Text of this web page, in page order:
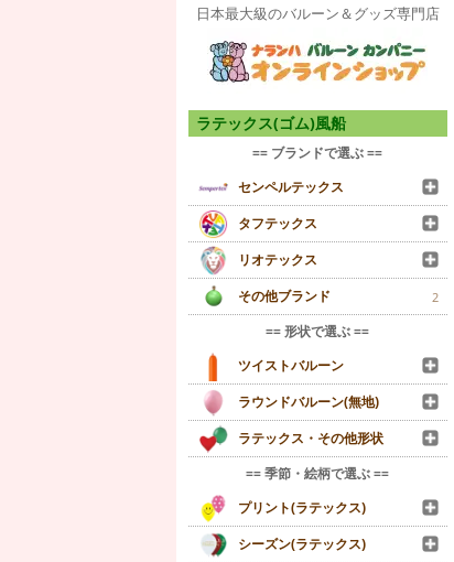
日本最大級のバルーン＆グッズ専門店
ラテックス(ゴム)風船
== ブランドで選ぶ ==
センペルテックス
タフテックス
リオテックス
その他ブランド
2
== 形状で選ぶ ==
ツイストバルーン
ラウンドバルーン(無地)
ラテックス・その他形状
== 季節・絵柄で選ぶ ==
プリント(ラテックス)
シーズン(ラテックス)